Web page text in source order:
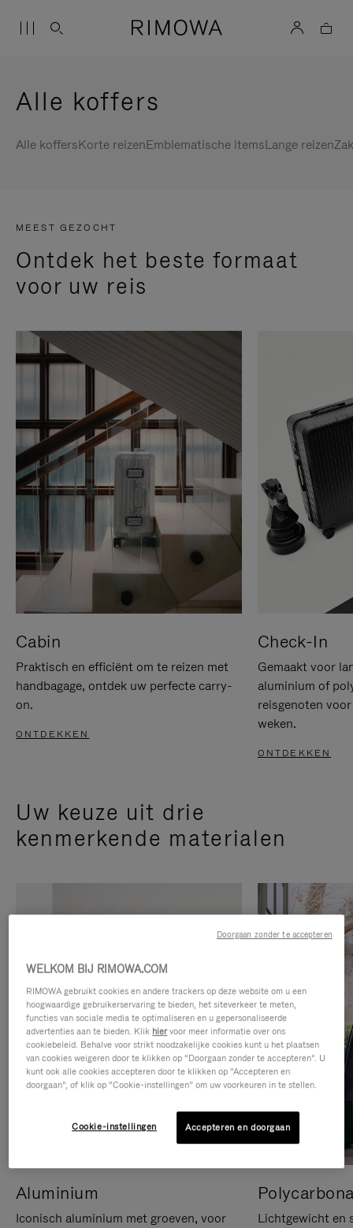
Alle koffers
Alle koffersKorte reizenEmblematische itemsLange reizen
MEEST GEZOCHT
Ontdek het beste formaat
voor uw reis
Cabin
Praktisch en efficiënt om te reizen met
handbagage, ontdek uw perfecte carry-
on.
ONTDEKKEN
Check-In
Gemaakt voor
aluminium of
reisgenoten
weken.
ONTDEKKEN
Uw keuze uit drie
kenmerkende materialen
Aluminium
Iconisch aluminium met groeven, voor
Lichtgewicht en
WELKOM BIJ RIMOWA.COM
RIMOWA gebruikt cookies en andere trackers op deze website om u een
hoogwaardige gebruikerservaring te bieden, het siteverkeer te meten,
functies van sociale media te optimaliseren en u gepersonaliseerde
advertenties aan te bieden. Klik hiervoor meer informatie over ons
cookiebeleid. Behalve voor strikt noodzakelijke cookies kunt u het plaatsen
van cookies weigeren door te klikken op “Doorgaan zonder te accepteren”. U
kunt ook alle cookies accepteren door te klikken op “Accepteren en
doorgaan”, of klik op “Cookie-instellingen” om uw voorkeuren in te stellen.
Cookie-instellingen Accepteren en doorgaan
Doorgaan zonder te accepteren